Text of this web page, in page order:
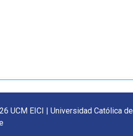
UCM EICI | Universidad Católica del